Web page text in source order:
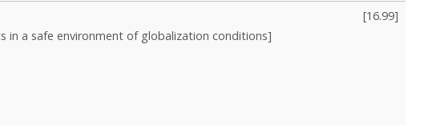
[16.99]
in a safe environment of globalization conditions]